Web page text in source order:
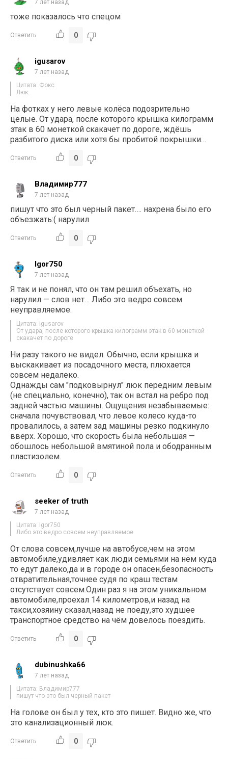
7 лет назад
тоже показалось что спецом
Ответить 0
igusarov
7 лет назад
Цитата: Фокс
Люк.
На фотках у него левые колёса подозрительно
целые. От удара, после которого крышка килограмм
этак в 60 монеткой скакачет по дороге, ждёшь
разбитого диска или хотя бы пробитой покрышки…
Ответить 0
Владимир777
7 лет назад
пишут что это был черный пакет…. нахрена было его
объезжать:( нарулил
Ответить 0
Igor750
7 лет назад
Я так и не понял, что он там решил объехать, но
нарулил — слов нет… Либо это ведро совсем
неуправляемое.
Цитата: igusarov
От удара, после которого крышка килограмм этак в 60 монеткой
скакачет по дороге
Ни разу такого не видел. Обычно, если крышка и
выскакивает из посадочного места, плюхается
совсем недалеко.
Однажды сам "подковырнул" люк передним левым
(не специально, конечно), так он встал на ребро под
задней частью машины. Ощущения незабываемые:
сначала почувствовал, что левое колесо куда-то
провалилось, а затем зад машины резко подкинуло
вверх. Хорошо, что скорость была небольшая —
обошлось небольшой вмятиной пола и ободранным
пластизолем.
Ответить 0
seeker of truth
7 лет назад
Цитата: Igor750
Либо это ведро совсем неуправляемое.
От слова совсем,лучше на автобусе,чем на этом
автомобиле,удивляет как люди семьями на нём куда
то едут далеко,да и в городе он опасен,безопасность
отвратительная,точнее судя по краш тестам
отсутствует совсем.Один раз я на этом уникальном
автомобиле,проехал 14 километров,и назад на
такси,хозяину сказал,назад не поеду,это худшее
транспортное средство на чём довелось поездить.
Ответить 0
dubinushka66
7 лет назад
Цитата: Владимир777
пишут что это был черный пакет
На голове он был у тех, кто это пишет. Видно же, что
это канализационный люк.
Ответить 0